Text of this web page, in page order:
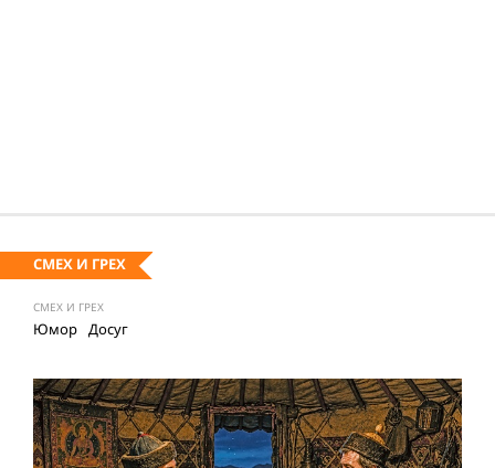
СМЕХ И ГРЕХ
СМЕХ И ГРЕХ
Юмор Досуг